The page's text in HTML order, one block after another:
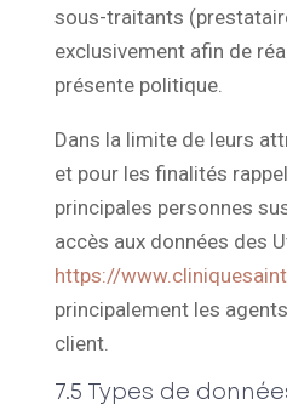
sous-traitants
exclusivement afin de
présente politique.
Dans la limite de leurs
et pour les finalités
principales personnes
accès aux données des
https://
principalement les
client.
7.5 Types de